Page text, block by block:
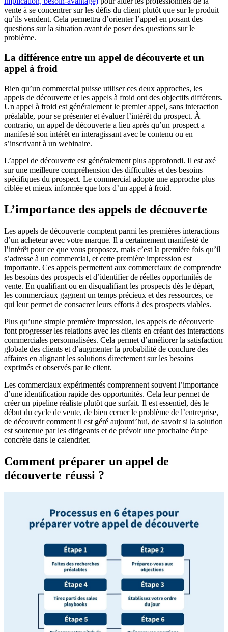
vente à se concentrer sur les défis du client plutôt que sur le produit
qu’ils vendent. Cela permettra d’orienter l’appel en posant des
questions sur la situation avant de poser des questions sur le
problème.
La différence entre un appel de découverte et un
appel à froid
Bien qu’un commercial puisse utiliser ces deux approches, les
appels de découverte et les appels à froid ont des objectifs différents.
Un appel à froid est généralement le premier appel, sans interaction
préalable, pour se présenter et évaluer l’intérêt du prospect. À
contrario, un appel de découverte a lieu après qu’un prospect a
manifesté son intérêt en interagissant avec le contenu ou en
s’inscrivant à un webinaire.
L’appel de découverte est généralement plus approfondi. Il est axé
sur une meilleure compréhension des difficultés et des besoins
spécifiques du prospect. Le commercial adopte une approche plus
ciblée et mieux informée que lors d’un appel à froid.
L’importance des appels de découverte
Les appels de découverte comptent parmi les premières interactions
d’un acheteur avec votre marque. Il a certainement manifesté de
l’intérêt pour ce que vous proposez, mais c’est la première fois qu’il
s’adresse à un commercial, et cette première impression est
importante. Ces appels permettent aux commerciaux de comprendre
les besoins des prospects et d’identifier de réelles opportunités de
vente. En qualifiant ou en disqualifiant les prospects dès le départ,
les commerciaux gagnent un temps précieux et des ressources, ce
qui leur permet de consacrer leurs efforts à des prospects viables.
Plus qu’une simple première impression, les appels de découverte
font progresser les relations avec les clients en créant des interactions
commerciales personnalisées. Cela permet d’améliorer la satisfaction
globale des clients et d’augmenter la probabilité de conclure des
affaires en alignant les solutions directement sur les besoins
exprimés et observés par le client.
Les commerciaux expérimentés comprennent souvent l’importance
d’une identification rapide des opportunités. Cela leur permet de
créer un pipeline réaliste plutôt que surfait. Il est essentiel, dès le
début du cycle de vente, de bien cerner le problème de l’entreprise,
de découvrir comment il est géré aujourd’hui, de savoir si la solution
est soutenue par les dirigeants et de prévoir une prochaine étape
concrète dans le calendrier.
Comment préparer un appel de
découverte réussi ?